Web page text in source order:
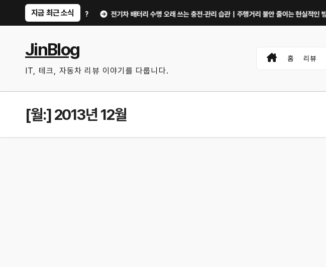
지금 최근 소식
가 달라지는 핵심은? 전기차 배터리 수명 오래 쓰는 충전·관리 습관｜주행거리 불안 줄이는 현실적인 방법
JinBlog
IT, 테크, 자동차 리뷰 이야기를 다룹니다.
홈 리뷰
[월:]2013년 12월